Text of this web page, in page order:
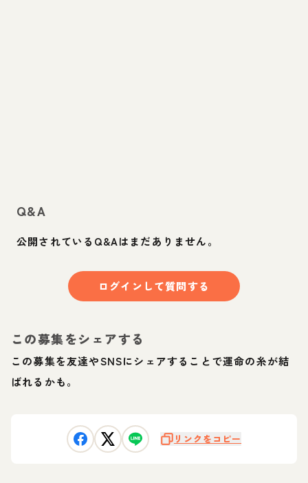
Q&A
公開されているQ&Aはまだありません。
ログインして質問する
この募集をシェアする
この募集を友達やSNSにシェアすることで運命の糸が結
ばれるかも。
リンクをコピー